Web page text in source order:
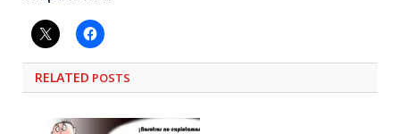
RELATED POSTS